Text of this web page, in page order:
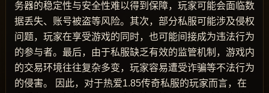
务器的稳定性与安全性难以得到保障，玩家可能会面临数
据丢失、账号被盗等风险。其次，部分私服可能涉及侵权
问题，玩家在享受游戏的同时，也可能间接成为违法行为
的参与者。最后，由于私服缺乏有效的监管机制，游戏内
的交易环境往往复杂多变，玩家容易遭受诈骗等不法行为
的侵害。 因此，对于热爱1.85传奇私服的玩家而言，在